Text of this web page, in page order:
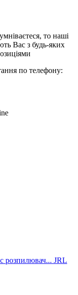
то наші
Вас з будь-яких
по телефону:
розпилювач... JRL